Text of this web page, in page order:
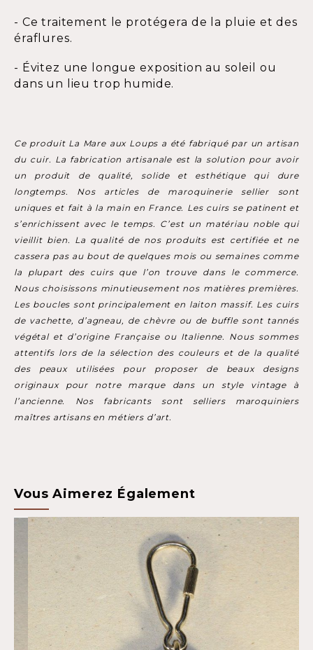
- Ce traitement le protégera de la pluie et des
éraflures.
- Évitez une longue exposition au soleil ou
dans un lieu trop humide.
Ce produit La Mare aux Loups a été fabriqué par un artisan
du cuir. La fabrication artisanale est la solution pour avoir
un produit de qualité, solide et esthétique qui dure
longtemps. Nos articles de maroquinerie sellier sont
uniques et fait à la main en France. Les cuirs se patinent et
s’enrichissent avec le temps. C’est un matériau noble qui
vieillit bien. La qualité de nos produits est certifiée et ne
cassera pas au bout de quelques mois ou semaines comme
la plupart des cuirs que l’on trouve dans le commerce.
Nous choisissons minutieusement nos matières premières.
Les boucles sont principalement en laiton massif. Les cuirs
de vachette, d’agneau, de chèvre ou de buffle sont tannés
végétal et d’origine Française ou Italienne. Nous sommes
attentifs lors de la sélection des couleurs et de la qualité
des peaux utilisées pour proposer de beaux designs
originaux pour notre marque dans un style vintage à
l’ancienne. Nos fabricants sont selliers maroquiniers
maîtres artisans en métiers d’art.
Vous Aimerez Également